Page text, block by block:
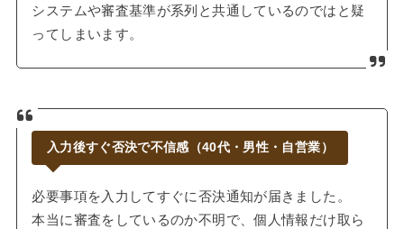
システムや審査基準が系列と共通しているのではと疑
ってしまいます。
入力後すぐ否決で不信感（40代・男性・自営業）
必要事項を入力してすぐに否決通知が届きました。
本当に審査をしているのか不明で、個人情報だけ取ら